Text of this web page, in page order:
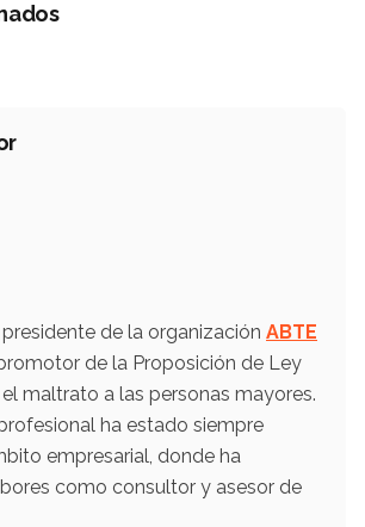
presidente de la organización ABTE
de la Proposición de Ley
maltrato a las personas mayores.
ha estado siempre
empresarial, donde ha
como consultor y asesor de